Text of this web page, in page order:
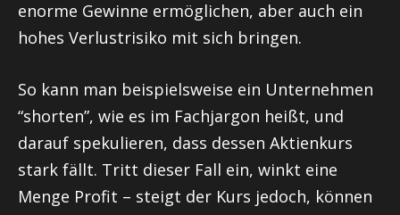
enorme Gewinne ermöglichen, aber auch ein
hohes Verlustrisiko mit sich bringen.
So kann man beispielsweise ein Unternehmen
“shorten”, wie es im Fachjargon heißt, und
darauf spekulieren, dass dessen Aktienkurs
stark fällt. Tritt dieser Fall ein, winkt eine
Menge Profit – steigt der Kurs jedoch, können